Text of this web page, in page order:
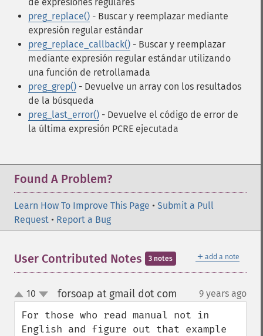
preg_replace() - Buscar y reemplazar mediante
expresión regular estándar
preg_replace_callback() - Buscar y reemplazar
mediante expresión regular estándar utilizando
una función de retrollamada
preg_grep() - Devuelve un array con los resultados
de la búsqueda
preg_last_error() - Devuelve el código de error de
la última expresión PCRE ejecutada
Found A Problem?
Learn How To Improve This Page • Submit a Pull
Request • Report a Bug
＋ add a note
User Contributed Notes 3 notes
up
down
10 forsoap at gmail dot com 9 years ago
For those who read manual not in
English and figure out that example